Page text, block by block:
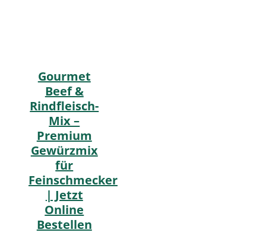
Gourmet
Beef &
Rindfleisch-
Mix –
Premium
Gewürzmix
für
Feinschmecker
| Jetzt
Online
Bestellen